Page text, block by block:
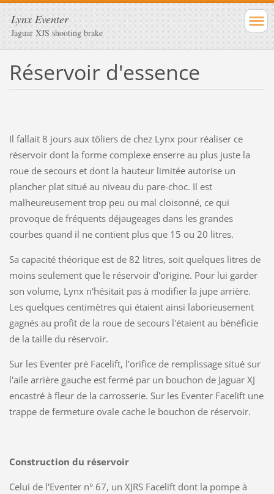
Lynx Eventer
Jaguar XJS shooting brake
Réservoir d'essence
Il fallait 8 jours aux tôliers de chez Lynx pour réaliser ce
réservoir dont la forme complexe enserre au plus juste la
roue de secours et dont la hauteur limitée autorise un
plancher plat situé au niveau du pare-choc. Il est
malheureusement trop peu ou mal cloisonné, ce qui
provoque de fréquents déjaugeages dans les grandes
courbes quand il ne contient plus que 15 ou 20 litres.
Sa capacité théorique est de 82 litres, soit quelques litres de
moins seulement que le réservoir d'origine. Pour lui garder
son volume, Lynx n'hésitait pas à modifier la jupe arrière.
Les quelques centimètres qui étaient ainsi laborieusement
gagnés au profit de la roue de secours l'étaient au bénéficie
de la taille du réservoir.
Sur les Eventer pré Facelift, l'orifice de remplissage situé sur
l'aile arrière gauche est fermé par un bouchon de Jaguar XJ
encastré à fleur de la carrosserie. Sur les Eventer Facelift une
trappe de fermeture ovale cache le bouchon de réservoir.
Construction du réservoir
Celui de l'Eventer n° 67, un XJRS Facelift dont la pompe à